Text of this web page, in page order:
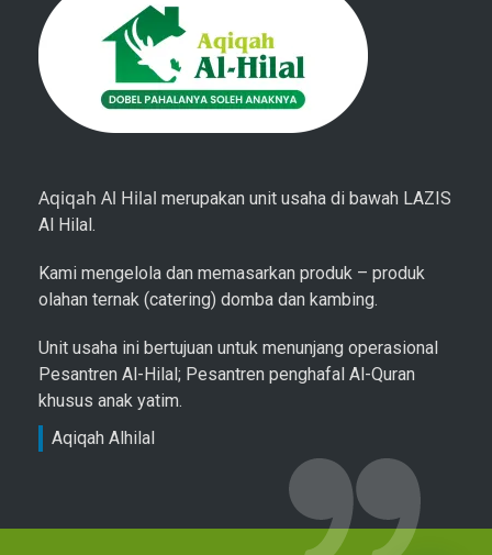
Aqiqah Al Hilal merupakan unit usaha di bawah LAZIS
Al Hilal.
Kami mengelola dan memasarkan produk – produk
olahan ternak (catering) domba dan kambing.
Unit usaha ini bertujuan untuk menunjang operasional
Pesantren Al-Hilal; Pesantren penghafal Al-Quran
khusus anak yatim.
Aqiqah Alhilal